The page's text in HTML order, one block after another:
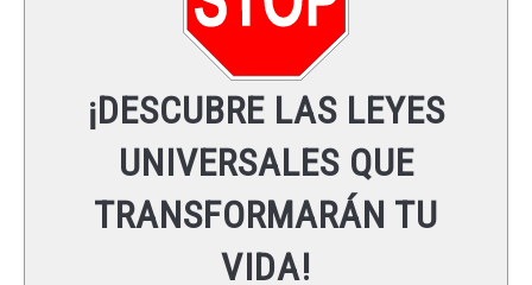
LEYES UNIVERSALES
RECURSOS
¡DESCUBRE LAS LEYES
UNIVERSALES QUE
TRANSFORMARÁN TU
VIDA!